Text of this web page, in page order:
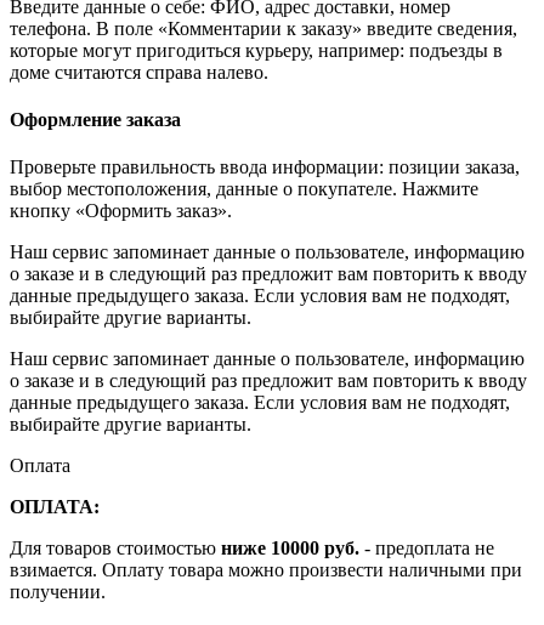
Введите данные о себе: ФИО, адрес доставки, номер
телефона. В поле «Комментарии к заказу» введите сведения,
которые могут пригодиться курьеру, например: подъезды в
доме считаются справа налево.
Оформление заказа
Проверьте правильность ввода информации: позиции заказа,
выбор местоположения, данные о покупателе. Нажмите
кнопку «Оформить заказ».
Наш сервис запоминает данные о пользователе, информацию
о заказе и в следующий раз предложит вам повторить к вводу
данные предыдущего заказа. Если условия вам не подходят,
выбирайте другие варианты.
Наш сервис запоминает данные о пользователе, информацию
о заказе и в следующий раз предложит вам повторить к вводу
данные предыдущего заказа. Если условия вам не подходят,
выбирайте другие варианты.
Оплата
ОПЛАТА:
Для товаров стоимостью ниже 10000 руб. - предоплата не
взимается. Оплату товара можно произвести наличными при
получении.